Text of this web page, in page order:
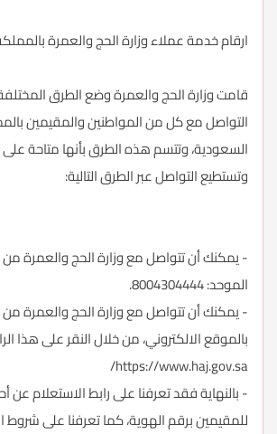
ارقام خدمة عملاء وزارة الحج والعمرة
قامت وزارة الحج والعمرة وضع الطرق
التواصل مع كل من المواطنين والمقيمين
السعودية، وتتسم هذه الطرق بأنها متاحة على
وتستطيع التواصل عبر الطرق التالية:
- يمكنك أن تتواصل مع وزارة الحج والعمرة
الموحد: 8004304444.
- يمكنك أن تتواصل مع وزارة الحج والعمرة من
بالموقع الالكتروني، من خلال النقر على هذا
https://www.haj.gov.sa/
- بالنهاية فقد تعرفنا على رابط الاستعلام عن
للمقيمين برقم الهوية، كما تعرفنا على شروط